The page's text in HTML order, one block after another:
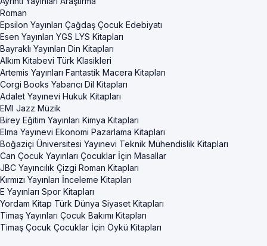
Roman
Epsilon Yayınları Çağdaş Çocuk Edebiyatı
Esen Yayınları YGS LYS Kitapları
Bayraklı Yayınları Din Kitapları
Alkım Kitabevi Türk Klasikleri
Artemis Yayınları Fantastik Macera Kitapları
Corgi Books Yabancı Dil Kitapları
Adalet Yayınevi Hukuk Kitapları
EMI Jazz Müzik
Birey Eğitim Yayınları Kimya Kitapları
Elma Yayınevi Ekonomi Pazarlama Kitapları
Boğaziçi Üniversitesi Yayınevi Teknik Mühendislik Kitapları
Can Çocuk Yayınları Çocuklar İçin Masallar
JBC Yayıncılık Çizgi Roman Kitapları
Kırmızı Yayınları İnceleme Kitapları
E Yayınları Spor Kitapları
Yordam Kitap Türk Dünya Siyaset Kitapları
Timaş Yayınları Çocuk Bakımı Kitapları
Timaş Çocuk Çocuklar İçin Öykü Kitapları